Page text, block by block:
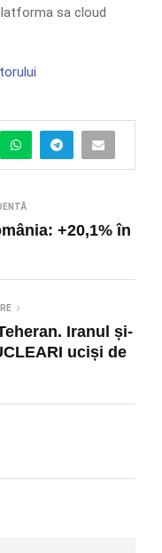
sa cloud
+20,1% în
Iranul și-
uciși de